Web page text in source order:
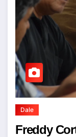
Dale
Freddy